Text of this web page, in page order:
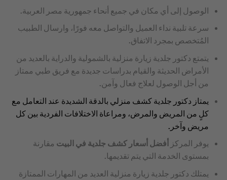
الوصول إلى أي مكان في جميع أنحاء جمهورية مصر العربية.
سرعة تلبية نداء العميل والتواصل معه فورًا، وارسال الطبيب
المُتخصص بمجرد الاتفاق.
يتمتع دكتور جلدية زيارة منزلية بالشمولية والدراية بالعديد من
الأمراض الحديثة والقيام بدراسات جديدة مع فريق طبي ممتاز
من أجل الوصول لعلاج فعال وآمن.
يمتاز دكتور جلدية كشف منزلي بالدقة الشديدة عند التعامل مع
كلٍ من المريض والمرض، ومراعاة الاختلافات الفردية بين كل
مريض وآخر.
يوفر المركز أفضل أسعار كشف جلدية في البيت مقارنة
بمستوى الخدمة التي يتم تقديمها.
يمتلك دكتور جلدية زيارة منزلية العديد من المهارات الممتازة